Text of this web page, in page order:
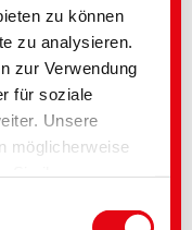
zu können
zu analysieren.
zur Verwendung
für soziale
Unsere
möglicherweise
Sie geben
und filigrane